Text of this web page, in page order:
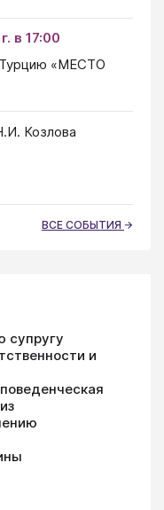
в 17:00
«МЕСТО
Козлова
ВСЕ СОБЫТИЯ
супругу
и